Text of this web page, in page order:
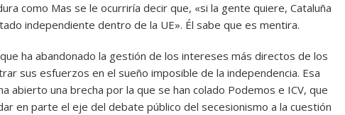
como Mas se le ocurriría decir que, «si la gente quiere, Cataluña
independiente dentro de la UE». Él sabe que es mentira.
ha abandonado la gestión de los intereses más directos de los
sus esfuerzos en el sueño imposible de la independencia. Esa
abierto una brecha por la que se han colado Podemos e ICV, que
en parte el eje del debate público del secesionismo a la cuestión